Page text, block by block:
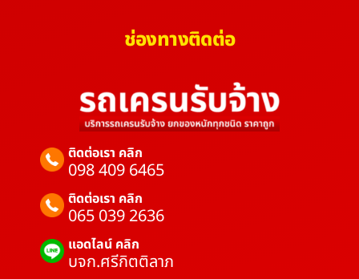
ช่องทางติดต่อ
ติดต่อเรา คลิก
098 409 6465
ติดต่อเรา คลิก
065 039 2636
แอดไลน์ คลิก
บจก.ศรีกิตติลาภ